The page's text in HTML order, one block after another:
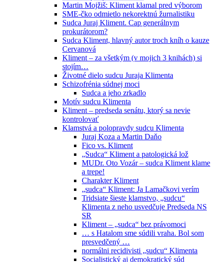
Martin Mojžiš: Kliment klamal pred výborom
SME-čko odmietlo nekorektnú žurnalistiku
Sudca Juraj Kliment. Cap generálnym
prokurátorom?
Sudca Kliment, hlavný autor troch kníh o kauze
Cervanová
Kliment – za všetkým (v mojich 3 knihách) si
stojím…
Životné dielo sudcu Juraja Klimenta
Schizofrénia súdnej moci
Sudca a jeho zrkadlo
Motív sudcu Klimenta
Kliment – predseda senátu, ktorý sa nevie
kontrolovať
Klamstvá a polopravdy sudcu Klimenta
Juraj Koza a Martin Daňo
Fico vs. Kliment
„Sudca“ Kliment a patologická lož
MUDr. Oto Vozár – sudca Kliment klame
a trepe!
Charakter Kliment
„sudca“ Kliment: Ja Lamačkovi verím
Tridsiate šieste klamstvo, „sudcu“
Klimenta z neho usvedčuje Predseda NS
SR
Kliment – „sudca“ bez právomoci
… s Hatalom sme súdili vraha. Bol som
presvedčený …
normálni recidivisti „sudcu“ Klimenta
Socialistický aj demokratický súd